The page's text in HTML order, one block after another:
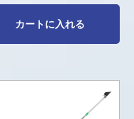
カートに入れる